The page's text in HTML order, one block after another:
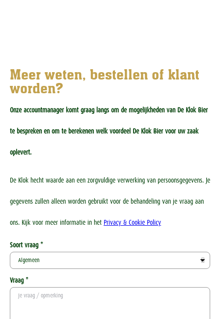
Meer weten, bestellen of klant
worden?
Onze accountmanager komt graag langs om de mogelijkheden van De Klok Bier
te bespreken en om te berekenen welk voordeel De Klok Bier voor uw zaak
oplevert.
De Klok hecht waarde aan een zorgvuldige verwerking van persoonsgegevens. Je
gegevens zullen alleen worden gebruikt voor de behandeling van je vraag aan
ons. Kijk voor meer informatie in het Privacy & Cookie Policy
Soort vraag *
Vraag *